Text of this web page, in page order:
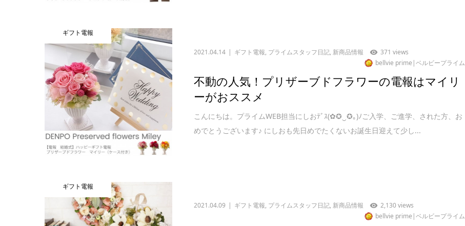
ギフト電報
2021.04.14 ギフト電報, プライムスタッフ日記, 新商品情報
371 views
bellvie prime|ベルビープライム
不動の人気！プリザーブドフラワーの電報はマイリ
ーがおススメ
こんにちは。プライムWEB担当にしおﾃﾞｽ(✿✪‿✪｡)ﾉご入学、ご進学、された方、お
めでとうございます♪ にしおも先日めでたくないお誕生日迎えて少し...
ギフト電報
2021.04.09 ギフト電報, プライムスタッフ日記,新商品情報
2,130 views
bellvie prime|ベルビープライム